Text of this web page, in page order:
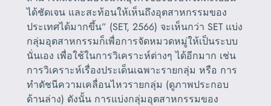
ได้ชัดเจน และสะท้อนให้เห็นถึงอุตสาหกรรมของ
ประเทศได้มากขึ้น” (SET, 2566) จะเห็นกว่า SET แบ่ง
กลุ่มอุตสาหกรรมก็เพื่อการจัดหมวดหมู่ให้เป็นระบบ
นั่นเอง เพื่อใช้ในการวิเคราะห์ต่างๆ ได้อีกมาก เช่น
การวิเคราะห์เรื่องประเด็นเฉพาะรายกลุ่ม หรือ การ
ทำดัชนีความเคลื่อนไหวรายกลุ่ม (ดูภาพประกอบ
ด้านล่าง) ดังนั้น การแบ่งกลุ่มอุตสาหกรรมของ